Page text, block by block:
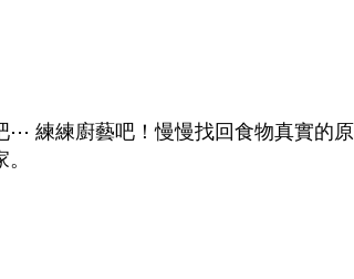
練練廚藝吧！慢慢找回食物真實的原